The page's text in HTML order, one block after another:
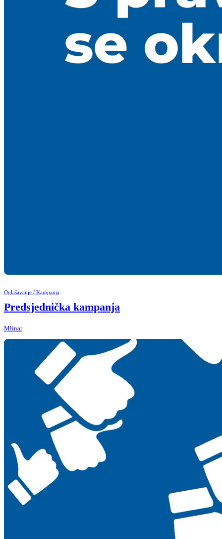
Oglašavanje / Kampanja
Predsjednička kampanja
Mlinar